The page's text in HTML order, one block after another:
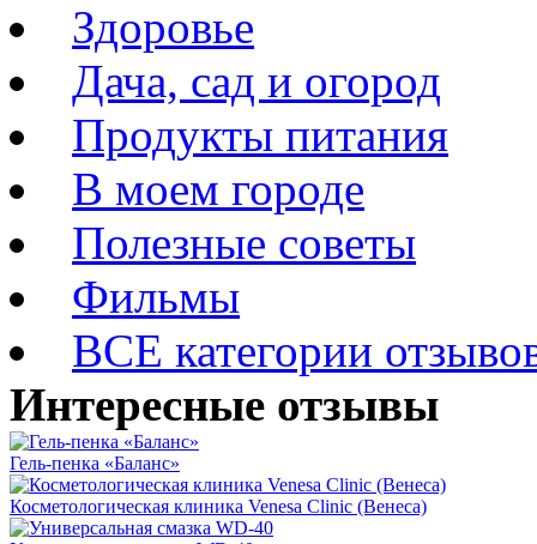
Здоровье
Дача, сад и огород
Продукты питания
В моем городе
Полезные советы
Фильмы
ВСЕ категории
Интересные отзывы
Гель-пенка «Баланс»
Косметологическая клиника Venesa Clinic (Венеса)